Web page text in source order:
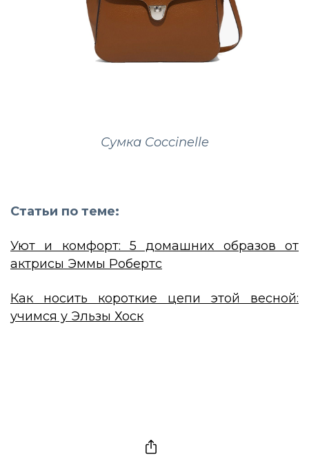
Сумка Coccinelle
Статьи по теме:
Уют и комфорт: 5 домашних образов от
актрисы Эммы Робертс
Как носить короткие цепи этой весной:
учимся у Эльзы Хоск